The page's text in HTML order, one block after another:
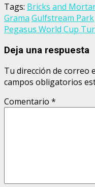
Tags: Bricks and
Grama Gulfstream Park
Pegasus World Cup
Deja una respuesta
Tu dirección de correo
campos obligatorios
Comentario *